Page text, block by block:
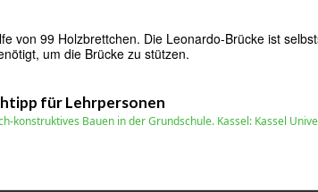
von 99 Holzbrettchen. Die Leonardo-Brücke ist
um die Brücke zu stützen.
für Lehrpersonen
konstruktives Bauen in der Grundschule. Kassel: Kassel